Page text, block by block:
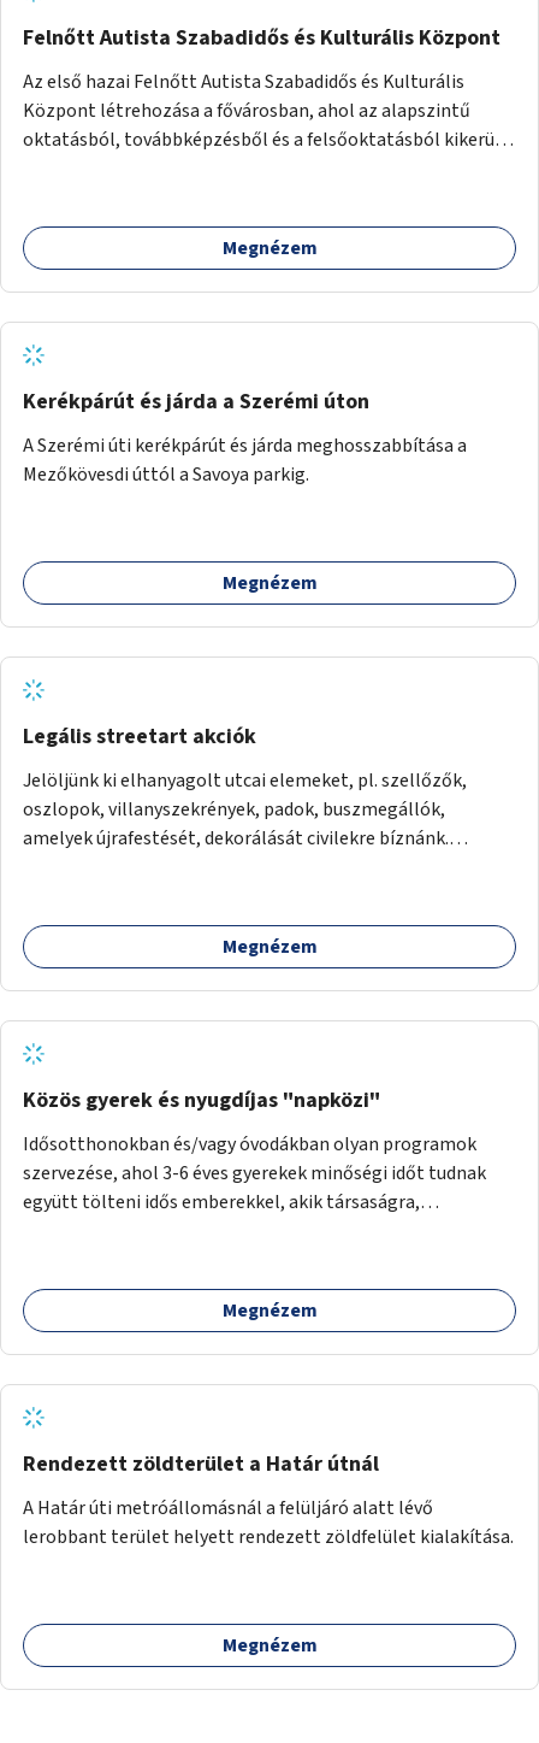
Felnőtt Autista Szabadidős és Kulturális Központ
Az első hazai Felnőtt Autista Szabadidős és Kulturális
Központ létrehozása a fővárosban, ahol az alapszintű
oktatásból, továbbképzésből és a felsőoktatásból kikerülő
Megnézem
Kerékpárút és járda a Szerémi úton
A Szerémi úti kerékpárút és járda meghosszabbítása a
Mezőkövesdi úttól a Savoya parkig.
Megnézem
Legális streetart akciók
Jelöljünk ki elhanyagolt utcai elemeket, pl. szellőzők,
oszlopok, villanyszekrények, padok, buszmegállók,
amelyek újrafestését, dekorálását civilekre bíznánk.
Megnézem
Közös gyerek és nyugdíjas "napközi"
Idősotthonokban és/vagy óvodákban olyan programok
szervezése, ahol 3-6 éves gyerekek minőségi időt tudnak
együtt tölteni idős emberekkel, akik társaságra,
Megnézem
Rendezett zöldterület a Határ útnál
A Határ úti metróállomásnál a felüljáró alatt lévő
lerobbant terület helyett rendezett zöldfelület kialakítása.
Megnézem